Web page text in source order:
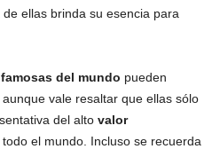
ellas brinda su esencia para
del mundo pueden
aunque vale resaltar que ellas sólo
del alto valor
el mundo. Incluso se recuerda